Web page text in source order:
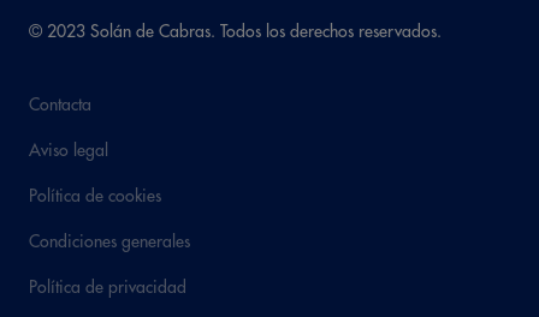
© 2023 Solán de Cabras. Todos los derechos reservados.
Contacta
Aviso legal
Política de cookies
Condiciones generales
Política de privacidad